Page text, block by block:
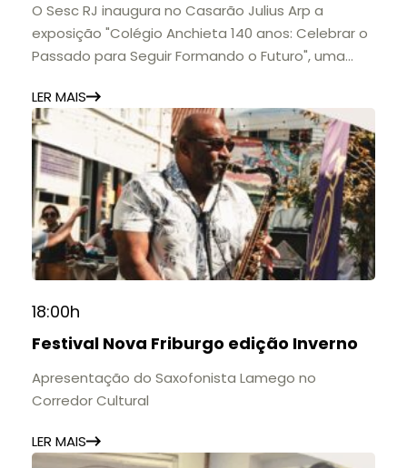
O Sesc RJ inaugura no Casarão Julius Arp a
exposição "Colégio Anchieta 140 anos: Celebrar o
Passado para Seguir Formando o Futuro", uma
importantes instituições de ensino de Nova
Friburgo e do Brasil.
A mostra convida o público a conhecer o legado
do Colégio Anchieta por meio de documentos,
histórias e marcos que evidenciam sua
contribuição para a educação, a cultura e a
formação de gerações.
📍 Casarão Julius Arp
📅 Até 30 de setembro
11h às 17h
🎟️ Entrada gratuita.
LER MAIS
18:00h
Festival Nova Friburgo edição Inverno
Apresentação do Saxofonista Lamego no
Corredor Cultural
LER MAIS